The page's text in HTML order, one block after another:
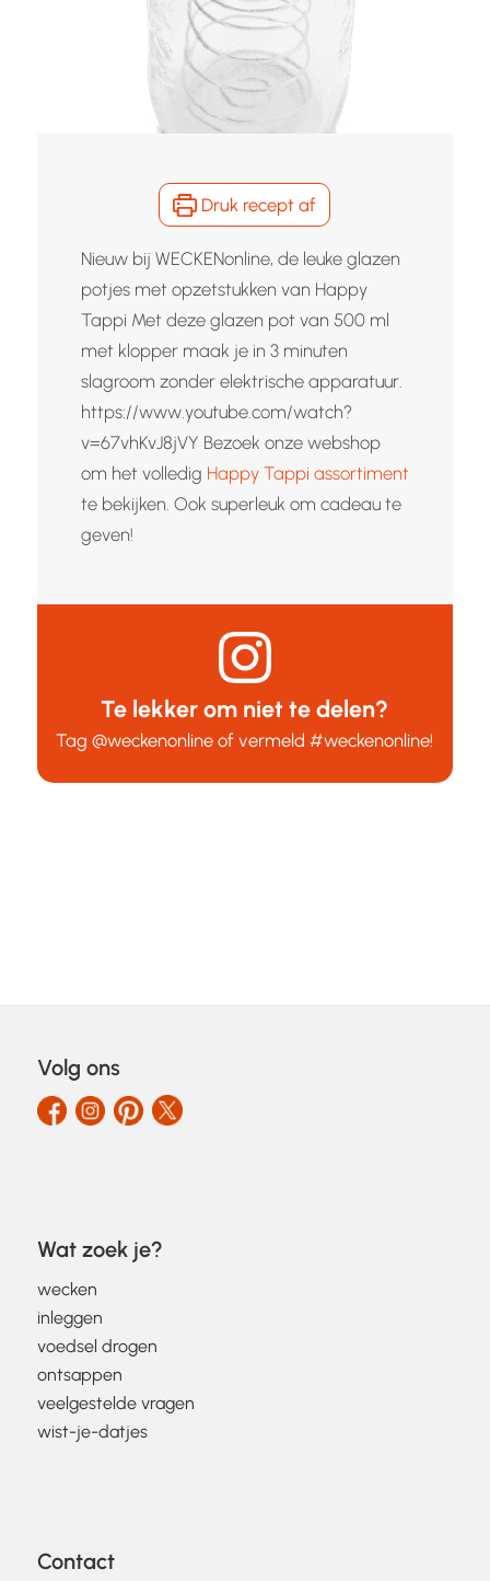
Druk recept af
Nieuw bij WECKENonline, de leuke glazen
potjes met opzetstukken van Happy
Tappi Met deze glazen pot van 500 ml
met klopper maak je in 3 minuten
slagroom zonder elektrische apparatuur.
https://www.youtube.com/watch?
v=67vhKvJ8jVY Bezoek onze webshop
om het volledig Happy Tappi assortiment
te bekijken. Ook superleuk om cadeau te
geven!
Te lekker om niet te delen?
Tag@weckenonline of vermeld#weckenonline!
Volg ons
Wat zoek je?
wecken
inleggen
voedsel drogen
ontsappen
veelgestelde vragen
wist-je-datjes
Contact